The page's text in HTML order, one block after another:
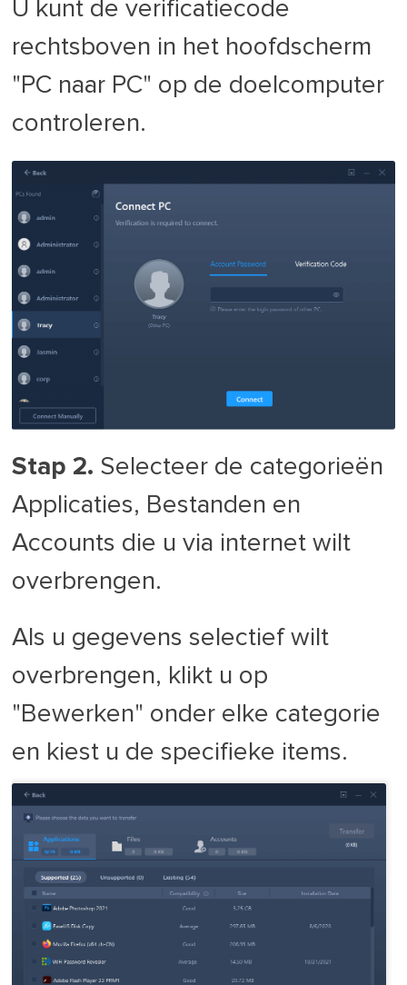
U kunt de verificatiecode
rechtsboven in het hoofdscherm
"PC naar PC" op de doelcomputer
controleren.
Stap 2. Selecteer de categorieën
Applicaties, Bestanden en
Accounts die u via internet wilt
overbrengen.
Als u gegevens selectief wilt
overbrengen, klikt u op
"Bewerken" onder elke categorie
en kiest u de specifieke items.